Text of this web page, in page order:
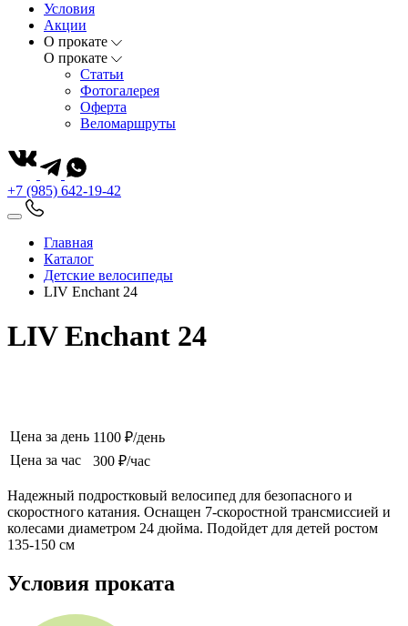
Условия
Акции
О прокате
О прокате
Статьи
Фотогалерея
Оферта
Веломаршруты
+7 (985) 642-19-42
Главная
Каталог
Детские велосипеды
LIV Enchant 24
LIV Enchant 24
Цена за день 1100 ₽/день
Цена за час
300 ₽/час
Надежный подростковый велосипед для безопасного и
скоростного катания. Оснащен 7-скоростной трансмиссией и
колесами диаметром 24 дюйма. Подойдет для детей ростом
135-150 см
Условия проката